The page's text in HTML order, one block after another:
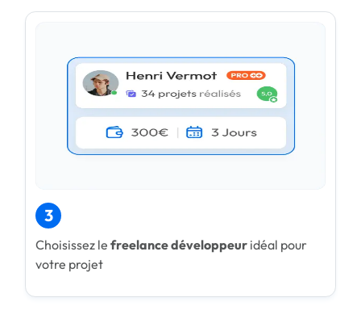
3
Choisissez le freelance développeur idéal pour
votre projet